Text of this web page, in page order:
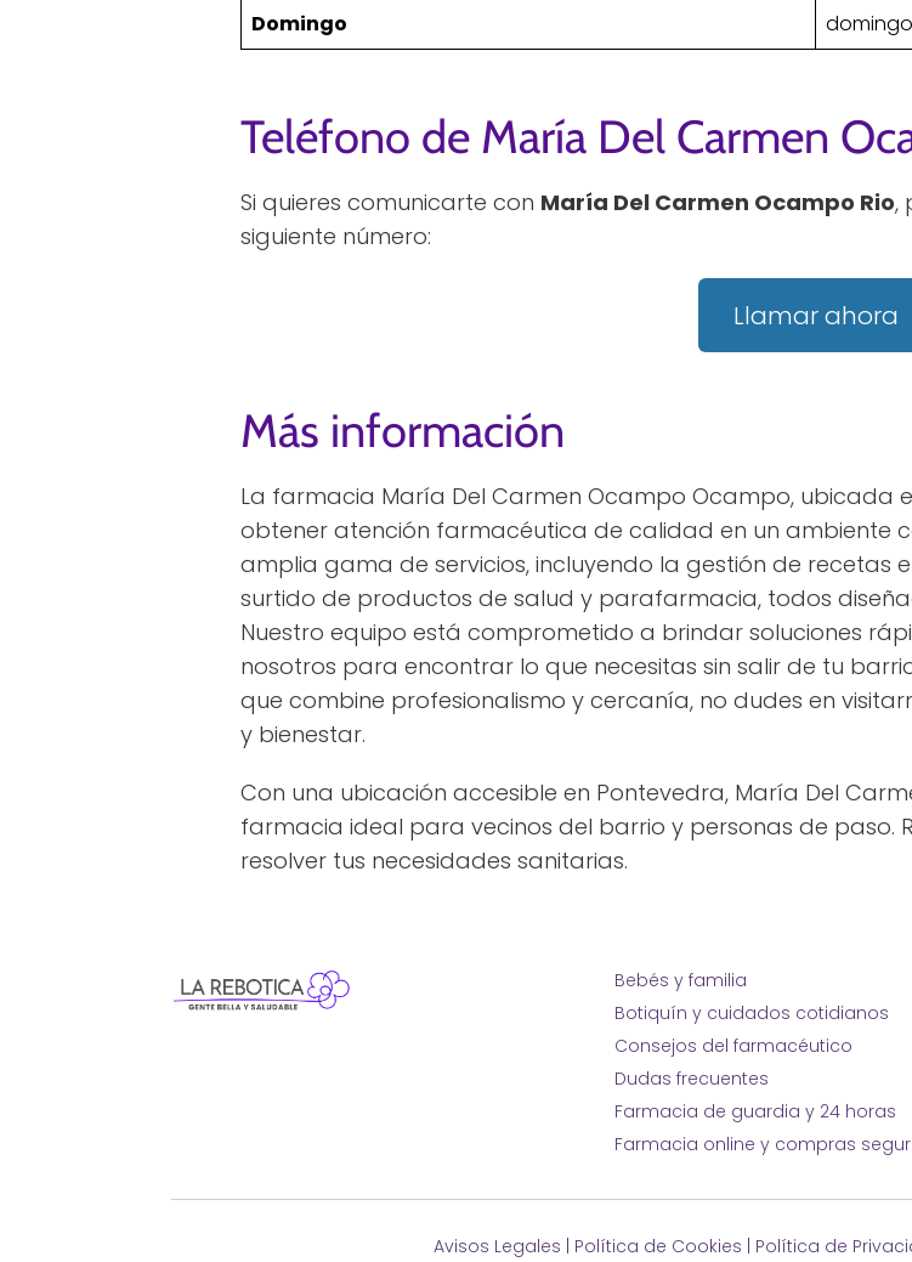
Domingo
Teléfono de María Del Carmen
Si quieres comunicarte con María Del Carmen Ocampo Rio,
siguiente número:
Llamar ahora
Más información
La farmacia María Del Carmen Ocampo Ocampo, ubicada
obtener atención farmacéutica de calidad en un ambiente
amplia gama de servicios, incluyendo la gestión de recetas
surtido de productos de salud y parafarmacia, todos
Nuestro equipo está comprometido a brindar soluciones
nosotros para encontrar lo que necesitas sin salir de tu
que combine profesionalismo y cercanía, no dudes en
y bienestar.
Con una ubicación accesible en Pontevedra, María Del
farmacia ideal para vecinos del barrio y personas de paso.
resolver tus necesidades sanitarias.
Bebés y familia
Botiquín y cuidados cotidianos
Consejos del farmacéutico
Dudas frecuentes
Farmacia de guardia y 24 horas
Farmacia online y compras
Avisos Legales | Política de Cookies | Política de